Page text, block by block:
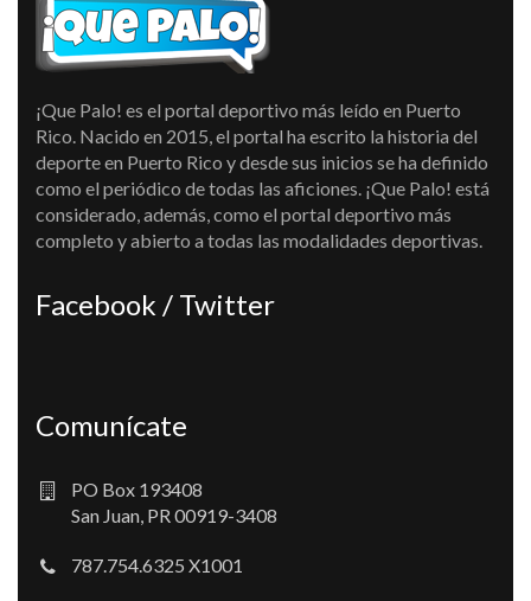
¡Que Palo! es el portal deportivo más leído en Puerto
Rico. Nacido en 2015, el portal ha escrito la historia del
deporte en Puerto Rico y desde sus inicios se ha definido
como el periódico de todas las aficiones. ¡Que Palo! está
considerado, además, como el portal deportivo más
completo y abierto a todas las modalidades deportivas.
Facebook / Twitter
Comunícate
PO Box 193408
San Juan, PR 00919-3408
787.754.6325 X1001